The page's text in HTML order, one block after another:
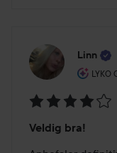
Linn
LYKO
4
Veldig bra!